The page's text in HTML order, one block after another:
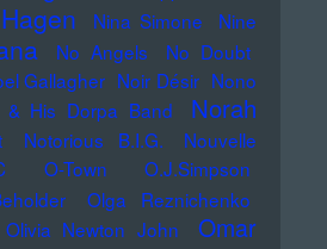
Nina Simone
Nine
No Angels
No Doubt
Gallagher Noir Désir Nono
& His Dorpa Band
Norah
Notorious B.I.G.
Nouvelle
O-Town O.J.Simpson
Olga Reznichenko
Olivia Newton John
Omar